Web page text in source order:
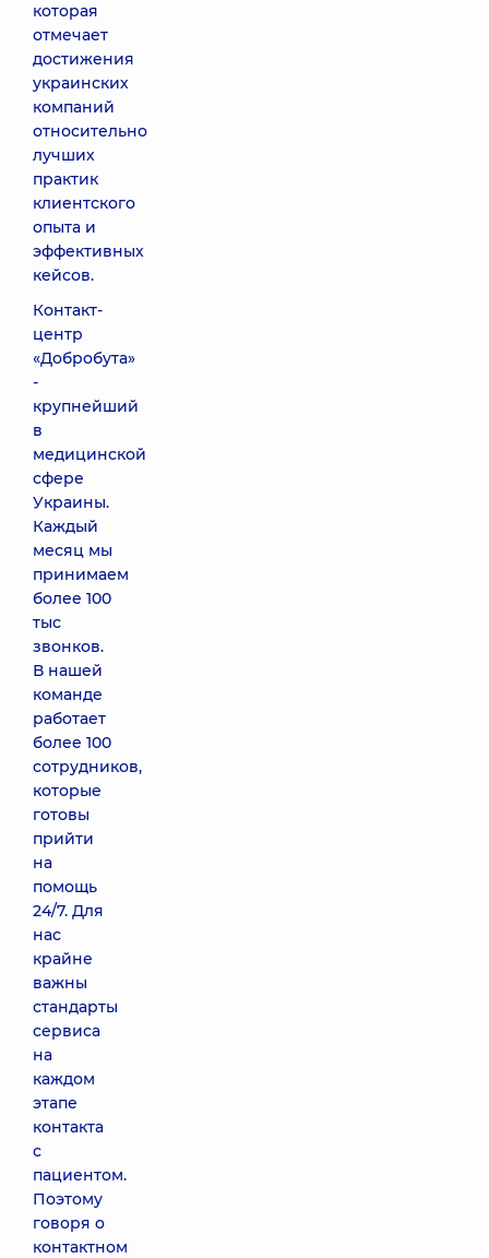
которая
отмечает
достижения
украинских
компаний
относительно
лучших
практик
клиентского
опыта и
эффективных
кейсов.
Контакт-
центр
«Добробута»
-
крупнейший
в
медицинской
сфере
Украины.
Каждый
месяц мы
принимаем
более 100
тыс
звонков.
В нашей
команде
работает
более 100
сотрудников,
которые
готовы
прийти
на
помощь
24/7. Для
нас
крайне
важны
стандарты
сервиса
на
каждом
этапе
контакта
с
пациентом.
Поэтому
говоря о
контактном